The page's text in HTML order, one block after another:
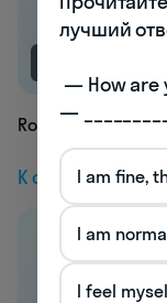
Rowel
К следующей
лучший
— _________
I am fine,
I am
I feel